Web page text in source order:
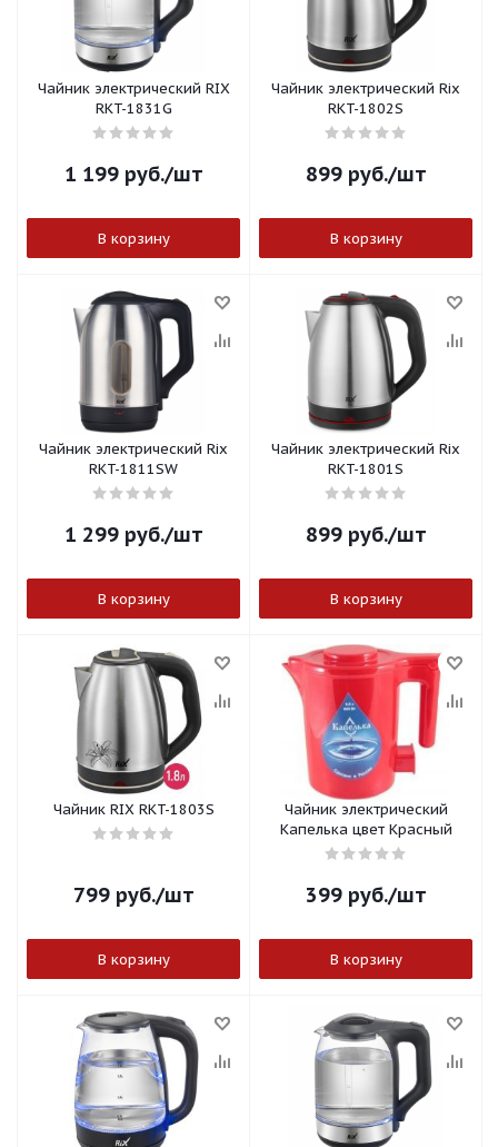
Чайник электрический RIX
RKT-1831G
1 199руб./шт
В корзину
Чайник электрический Rix
RKT-1802S
899руб./шт
В корзину
Чайник электрический Rix
RKT-1811SW
1 299руб./шт
В корзину
Чайник электрический Rix
RKT-1801S
899руб./шт
В корзину
Чайник RIX RKT-1803S
799руб./шт
В корзину
Чайник электрический
Капелька цвет Красный
399руб./шт
В корзину